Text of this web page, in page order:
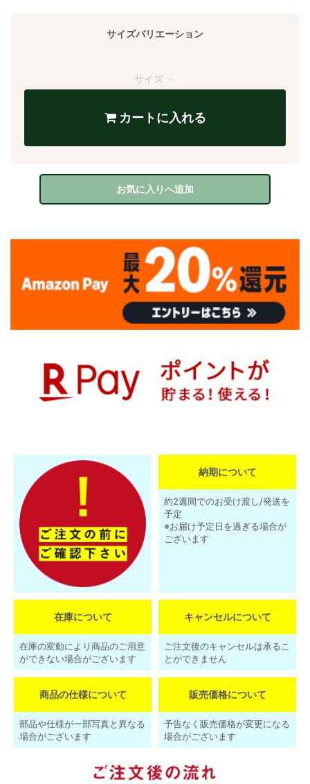
サイズバリエーション
サイズ －
カートに入れる
お気に入りへ追加
納期について
約2週間でのお受け渡し/発送を
予定
※お届け予定日を過ぎる場合が
ございます
在庫について
在庫の変動により商品のご用意
ができない場合がございます
キャンセルについて
ご注文後のキャンセルは承るこ
とができません
商品の仕様について
部品や仕様が一部写真と異なる
場合がございます
販売価格について
予告なく販売価格が変更になる
場合がございます